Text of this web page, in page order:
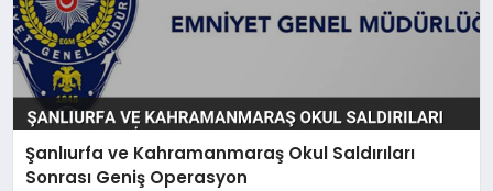
Şanlıurfa ve Kahramanmaraş Okul Saldırıları
Sonrası Geniş Operasyon